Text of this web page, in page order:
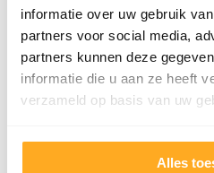
informatie over uw gebruik
partners voor social media,
partners kunnen deze
informatie die u aan ze heeft
verzameld op basis van uw
Alles
9/10